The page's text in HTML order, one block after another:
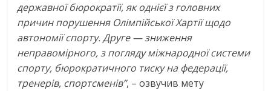
державної бюрократії, як однієї з головних
причин порушення Олімпійської Хартії щодо
автономії спорту. Друге — зниження
неправомірного, з погляду міжнародної системи
спорту, бюрократичного тиску на федерації,
тренерів, спортсменів”, – озвучив мету